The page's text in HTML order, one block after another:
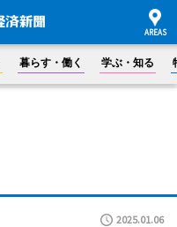
暮らす・働く 学ぶ・知る
2025.01.06